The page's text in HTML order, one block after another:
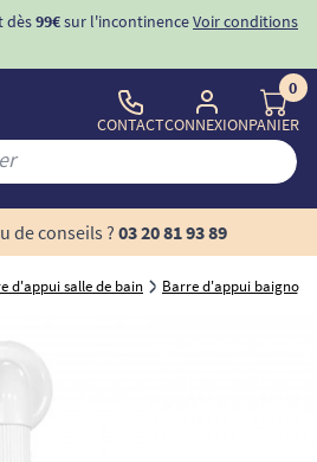
dès99€sur l'incontinenceVoir conditions
CONTACTCONNEXION
0
PANIER
de conseils ?03 20 81 93 89
d'appui salle de bain Barre d'appui baignoire